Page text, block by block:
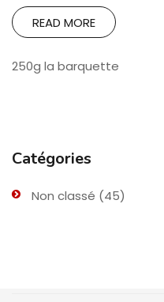
Catégories
Non classé (45)
READ MORE
250g la barquette